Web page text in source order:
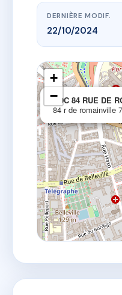
DERNIÈRE MODIF.
22/10/2024
SDC 84 RUE DE
84 r de romainville
+
−